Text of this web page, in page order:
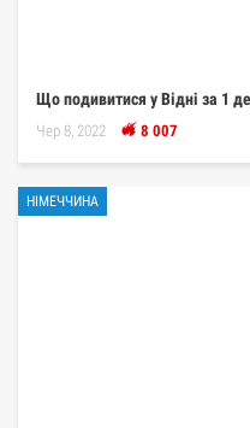
Що подивитися у Відні за 1
Чер 8, 2022 8 007
НІМЕЧЧИНА